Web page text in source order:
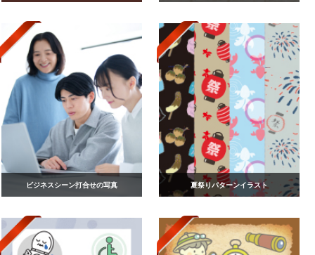
ビジネスシーン打合せの写真 夏祭りパターンイラスト